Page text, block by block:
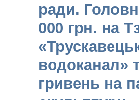
ради.
000 грн. на
водоканал»
гривень на